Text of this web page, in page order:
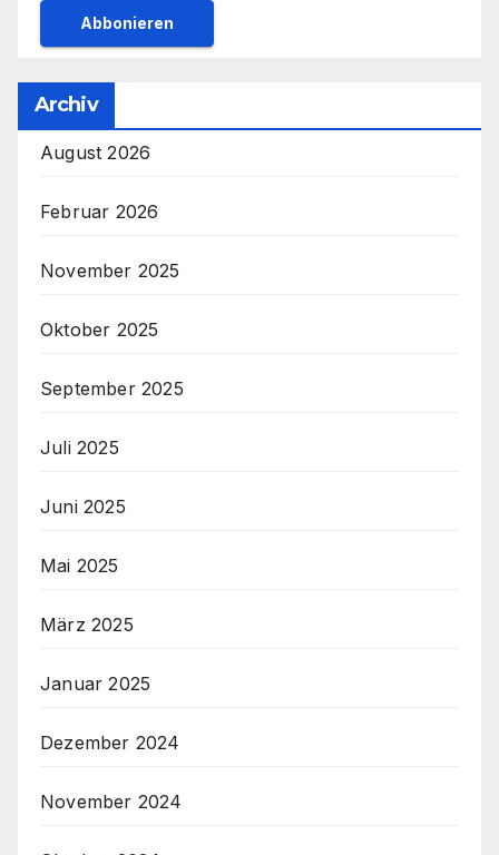
Archiv
August 2026
Februar 2026
November 2025
Oktober 2025
September 2025
Juli 2025
Juni 2025
Mai 2025
März 2025
Januar 2025
Dezember 2024
November 2024